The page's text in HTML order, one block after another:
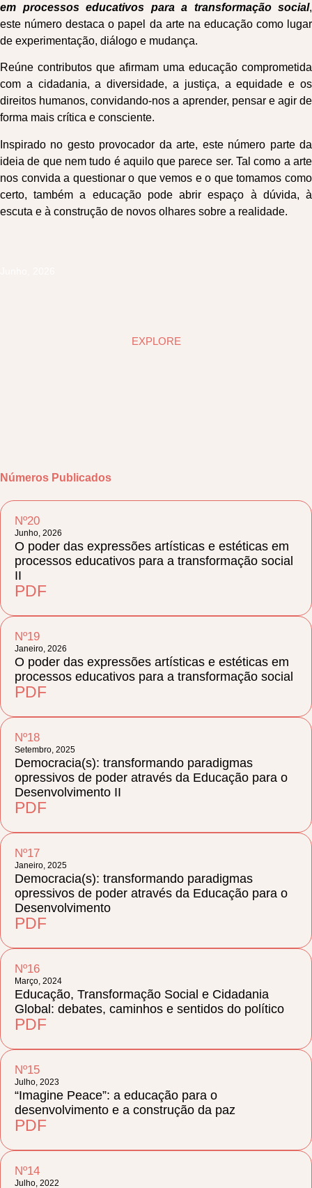
em processos educativos para a transformação social,
este número destaca o papel da arte na educação como lugar
de experimentação, diálogo e mudança.
Reúne contributos que afirmam uma educação comprometida
com a cidadania, a diversidade, a justiça, a equidade e os
direitos humanos, convidando-nos a aprender, pensar e agir de
forma mais crítica e consciente.
Inspirado no gesto provocador da arte, este número parte da
ideia de que nem tudo é aquilo que parece ser. Tal como a arte
nos convida a questionar o que vemos e o que tomamos como
certo, também a educação pode abrir espaço à dúvida, à
escuta e à construção de novos olhares sobre a realidade.
EXPLORE
Números Publicados
Nº20
Junho, 2026
O poder das expressões artísticas e estéticas em
processos educativos para a transformação social
II
PDF
Nº19
Janeiro, 2026
O poder das expressões artísticas e estéticas em
processos educativos para a transformação social
PDF
Nº18
Setembro, 2025
Democracia(s): transformando paradigmas
opressivos de poder através da Educação para o
Desenvolvimento II
PDF
Nº17
Janeiro, 2025
Democracia(s): transformando paradigmas
opressivos de poder através da Educação para o
Desenvolvimento
PDF
Nº16
Março, 2024
Educação, Transformação Social e Cidadania
Global: debates, caminhos e sentidos do político
PDF
Nº15
Julho, 2023
“Imagine Peace”: a educação para o
desenvolvimento e a construção da paz
PDF
Nº14
Julho, 2022